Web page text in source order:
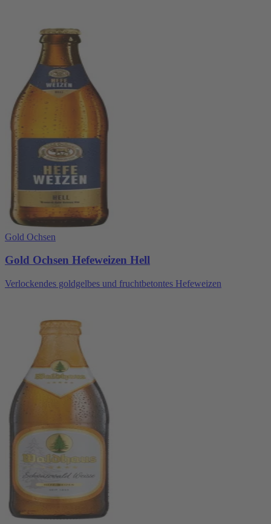
Gold Ochsen
Gold Ochsen Hefeweizen Hell
Verlockendes goldgelbes und fruchtbetontes Hefeweizen